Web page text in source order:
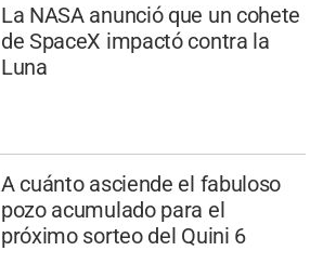
La NASA anunció que un cohete
de SpaceX impactó contra la
Luna
A cuánto asciende el fabuloso
pozo acumulado para el
próximo sorteo del Quini 6